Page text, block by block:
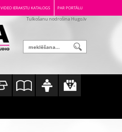
VIDEO IERAKSTU KATALOGS PAR PORTĀLU
Tulkošanu nodrošina Hugo.lv